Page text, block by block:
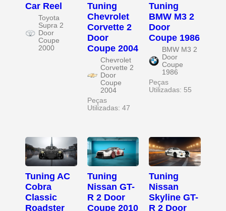
Car Reel
Toyota
Supra 2
Door
Coupe
2000
Tuning
Chevrolet
Corvette 2
Door
Coupe 2004
Chevrolet
Corvette 2
Door
Coupe
2004
Peças
Utilizadas: 47
Tuning
BMW M3 2
Door
Coupe 1986
BMW M3 2
Door
Coupe
1986
Peças
Utilizadas: 55
Tuning AC
Cobra
Classic
Roadster
Tuning
Nissan GT-
R 2 Door
Coupe 2010
Tuning
Nissan
Skyline GT-
R 2 Door